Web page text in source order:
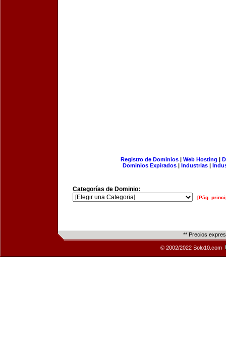
Registro de Dominios| Web Hosting |
Dominios Expirados | Industrias |
Categorías de Dominio:
[Pág.
** Precios
© 2002/2022 Solo10.com